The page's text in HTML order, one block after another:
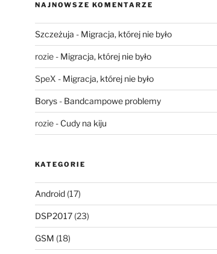
NAJNOWSZE KOMENTARZE
Szczeżuja - Migracja, której nie było
rozie- Migracja, której nie było
SpeX - Migracja, której nie było
Borys- Bandcampowe problemy
rozie- Cudy na kiju
KATEGORIE
Android(17)
DSP2017(23)
GSM (18)